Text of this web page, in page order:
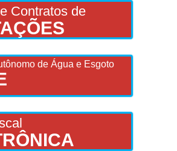
Contratos de
de Água e Esgoto